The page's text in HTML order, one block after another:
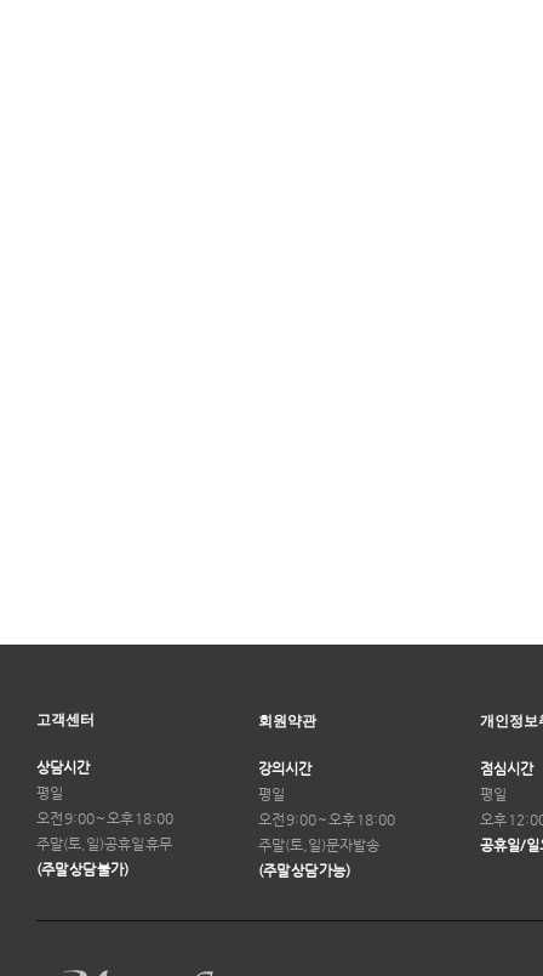
고객센터
상담시간
평일
오전 9:00 ~ 오후 18:00
주말(토,일)공휴일 휴무
(주말 상담 불가)
회원약관
강의시간
평일
오전 9:00 ~ 오후 18:00
주말(토,일)문자발송
(주말 상담 가능)
개인정보
점심시간
평일
오후
공휴일/일